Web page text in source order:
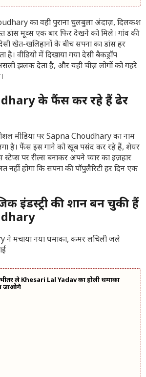
का वही पुराना चुलबुला अंदाज़, दिलकश
डांस मूव्स एक बार फिर देखने को मिले। गांव की
खेत-खलिहानों के बीच सपना का डांस हर
है। वीडियो में दिखाया गया देसी बैकड्रॉप
झलक देता है, और यही चीज़ लोगों को गहरे
के फैंस कर रहे हैं ढेर
मीडिया पर Sapna Choudhary का नाम
है। फैंस इस गाने को खूब पसंद कर रहे हैं, शेयर
पर रील्स बनाकर अपने प्यार का इज़हार
होगा कि सपना की पॉपुलैरिटी हर दिन एक
इंडस्ट्री की शान बन चुकी हैं
ले Khesari Lal Yadav का होली धमाका
जाओगे